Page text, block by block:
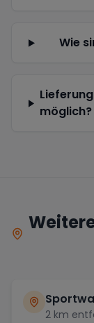
Wie
möglich?
2 km